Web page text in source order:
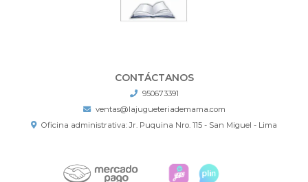
CONTÁCTANOS
950673391
ventas@lajugueteriademama.com
Oficina administrativa: Jr. Puquina Nro. 115 - San Miguel - Lima